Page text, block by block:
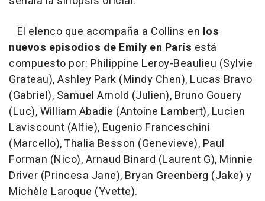
El elenco que acompaña a Collins en los
nuevos episodios de Emily en París está
compuesto por: Philippine Leroy-Beaulieu (Sylvie
Grateau), Ashley Park (Mindy Chen), Lucas Bravo
(Gabriel), Samuel Arnold (Julien), Bruno Gouery
(Luc), William Abadie (Antoine Lambert), Lucien
Laviscount (Alfie), Eugenio Franceschini
(Marcello), Thalia Besson (Genevieve), Paul
Forman (Nico), Arnaud Binard (Laurent G), Minnie
Driver (Princesa Jane), Bryan Greenberg (Jake) y
Michèle Laroque (Yvette).